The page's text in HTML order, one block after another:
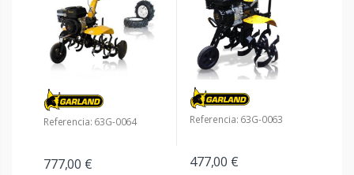
Referencia: 63G-0064
777,00 €
Referencia: 63G-0063
477,00 €